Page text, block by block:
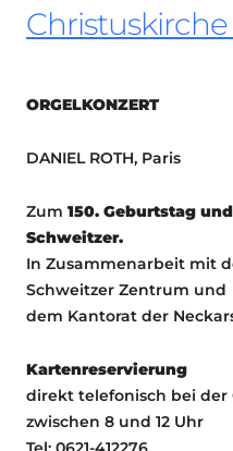
ORGELKONZERT
DANIEL ROTH, Paris
Zum 150. Geburtstag
Schweitzer.
In Zusammenarbeit mit
Schweitzer Zentrum und
dem Kantorat der
Kartenreservierung
direkt telefonisch bei der
zwischen 8 und 12 Uhr